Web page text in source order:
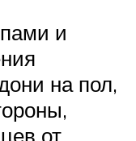
и
на пол,
от